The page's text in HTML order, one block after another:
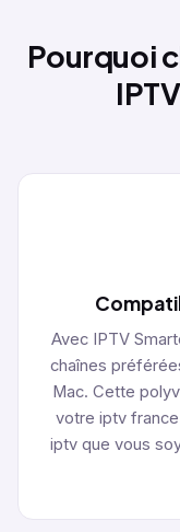
Pourquoi
Avec IPTV
chaînes
Mac. Cette
votre iptv
iptv que vous